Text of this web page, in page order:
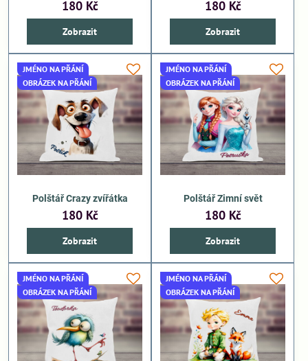
180 Kč
Zobrazit
180 Kč
Zobrazit
JMÉNO NA PŘÁNÍ
OBRÁZEK NA PŘÁNÍ
Polštář Crazy zvířátka
180 Kč
Zobrazit
JMÉNO NA PŘÁNÍ
OBRÁZEK NA PŘÁNÍ
Polštář Zimní svět
180 Kč
Zobrazit
JMÉNO NA PŘÁNÍ
OBRÁZEK NA PŘÁNÍ
JMÉNO NA PŘÁNÍ
OBRÁZEK NA PŘÁNÍ